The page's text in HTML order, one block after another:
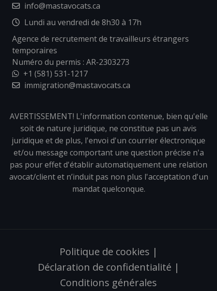
info@mastavocats.ca
Lundi au vendredi de 8h30 à 17h
Agence de recrutement de travailleurs étrangers
temporaires
Numéro du permis : AR-2303273
+1 (581) 531-1217
immigration@mastavocats.ca
AVERTISSEMENT! L'information contenue, bien qu'elle
soit de nature juridique, ne constitue pas un avis
juridique et de plus, l'envoi d'un courrier électronique
et/ou message comportant une question précise n'a
pas pour effet d'établir automatiquement une relation
avocat/client et n’induit pas non plus l'acceptation d'un
mandat quelconque.
Politique de cookies |
Déclaration de confidentialité |
Conditions générales